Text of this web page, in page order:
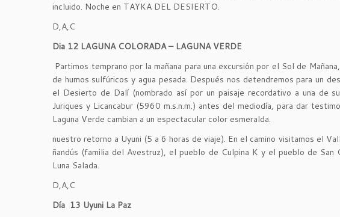
incluido. Noche en TAYKA DEL DESIERTO.
D,A,C
Dia 12 LAGUNA COLORADA – LAGUNA VERDE
Partimos temprano por la mañana para una excursión por el Sol de
de humos sulfúricos y agua pesada. Después nos detendremos para un
el Desierto de Dalí (nombrado así por un paisaje recordativo a una de
Juriques y Licancabur (5960 m.s.n.m.) antes del mediodía, para dar
Laguna Verde cambian a un espectacular color esmeralda.
nuestro retorno a Uyuni (5 a 6 horas de viaje). En el camino visitamos el
ñandús (familia del Avestruz), el pueblo de Culpina K y el pueblo de
Luna Salada.
D,A,C
Día 13 Uyuni La Paz